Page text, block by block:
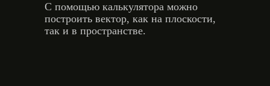
С помощью калькулятора можно
построить вектор, как на плоскости,
так и в пространстве.